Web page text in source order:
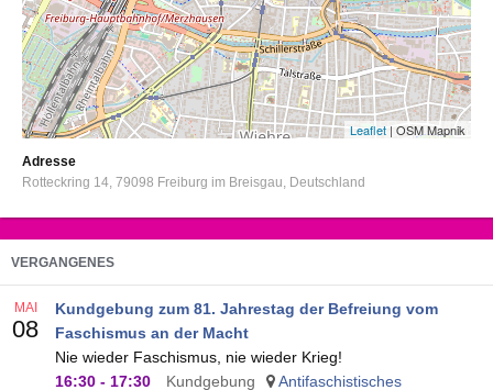
Leaflet | OSM Mapnik
Adresse
Rotteckring 14 79098 Freiburg im Breisgau Deutschland
VERGANGENES
Kundgebung zum 81. Jahrestag der Befreiung vom
Faschismus an der Macht
Nie wieder Faschismus, nie wieder Krieg!
16:30 - 17:30 Kundgebung Antifaschistisches
MAI
08